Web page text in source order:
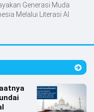
Generasi Muda
Melalui Literasi AI